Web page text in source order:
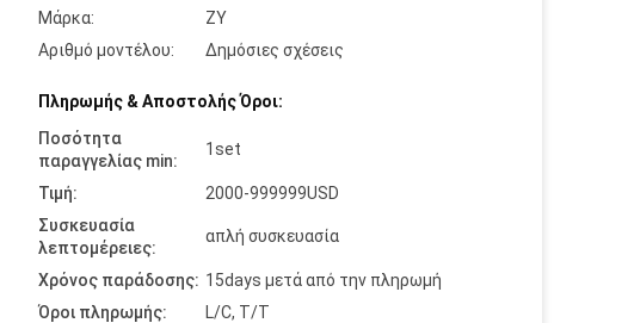
Μάρκα:
ZY
Αριθμό μοντέλου:
Δημόσιες σχέσεις
Πληρωμής & Αποστολής Όροι:
Ποσότητα
παραγγελίας min:
1set
Τιμή:
2000-999999USD
Συσκευασία
λεπτομέρειες:
απλή συσκευασία
Χρόνος παράδοσης: 15days μετά από την πληρωμή
Όροι πληρωμής:
L/C, T/T